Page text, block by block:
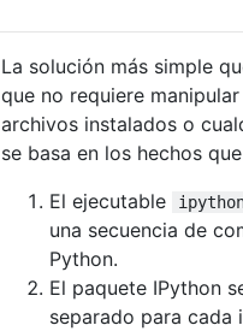
La solución más simple
que no requiere
archivos instalados o
se basa en los hechos que
El ejecutable
una secuencia de
Python.
El paquete IPython
separado para cada